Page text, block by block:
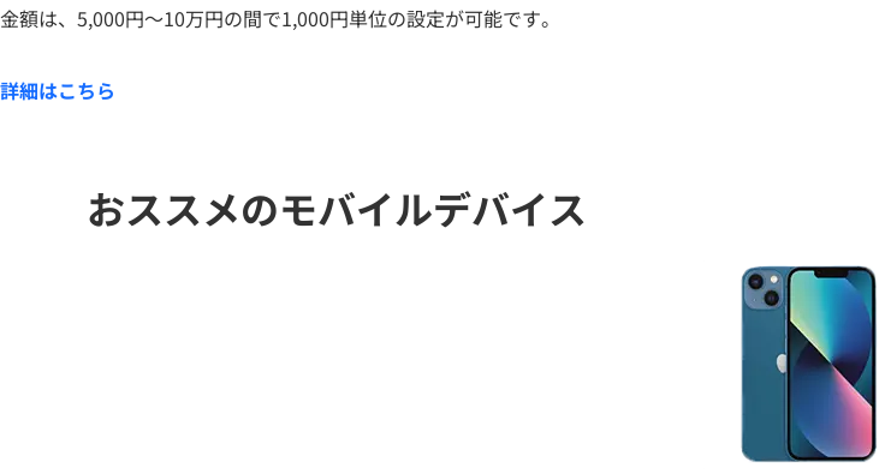
金額は、5,000円～10万円の間で1,000円単位の設定が可能です。
詳細はこちら
おススメのモバイルデバイス